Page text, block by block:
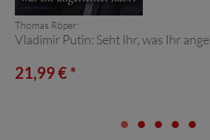
Thomas Röper:
Vladimir Putin: Seht Ihr, was Ihr
21,99 € *